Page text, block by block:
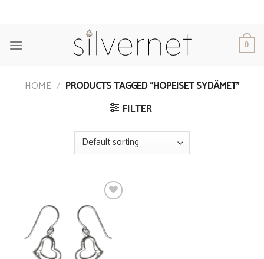
0
HOME / PRODUCTS TAGGED “HOPEISET SYDÄMET”
FILTER
Add to
Wishlist